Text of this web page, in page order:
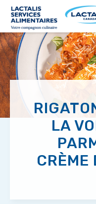
main
content
LA
CRÈME